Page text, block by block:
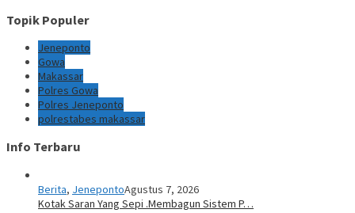
Topik Populer
Jeneponto
Gowa
Makassar
Polres Gowa
Polres Jeneponto
polrestabes makassar
Info Terbaru
Berita, JenepontoAgustus 7, 2026
Kotak Saran Yang Sepi .Membagun Sistem P…